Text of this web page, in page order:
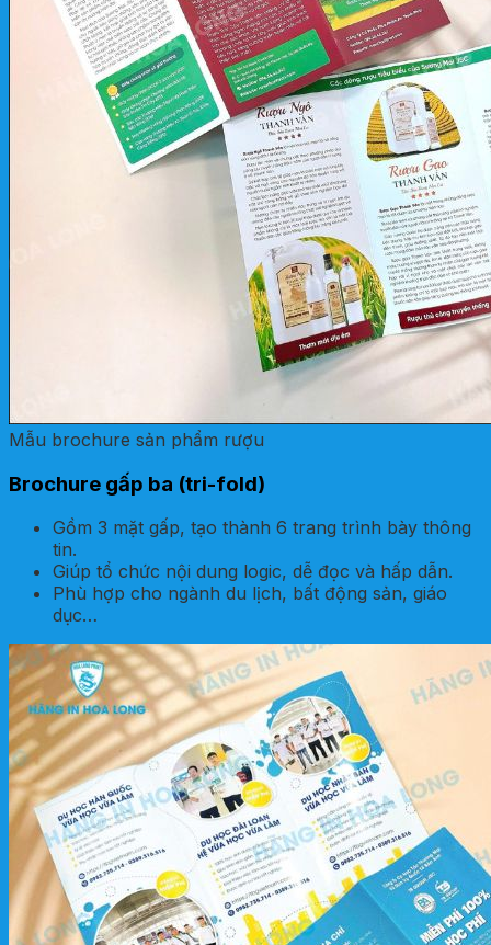
Mẫu brochure sản phẩm rượu
Brochure gấp ba (tri-fold)
Gồm 3 mặt gấp, tạo thành 6 trang trình bày thông
tin.
Giúp tổ chức nội dung logic, dễ đọc và hấp dẫn.
Phù hợp cho ngành du lịch, bất động sản, giáo
dục…